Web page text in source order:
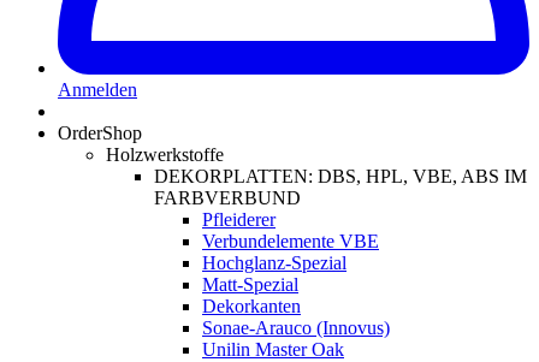
Anmelden
OrderShop
Holzwerkstoffe
DEKORPLATTEN: DBS, HPL, VBE, ABS IM
FARBVERBUND
Pfleiderer
Verbundelemente VBE
Hochglanz-Spezial
Matt-Spezial
Dekorkanten
Sonae-Arauco (Innovus)
Unilin Master Oak